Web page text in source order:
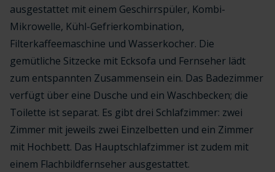
ausgestattet mit einem Geschirrspüler, Kombi-
Mikrowelle, Kühl-Gefrierkombination,
Filterkaffeemaschine und Wasserkocher. Die
gemütliche Sitzecke mit Ecksofa und Fernseher lädt
zum entspannten Zusammensein ein. Das Badezimmer
verfügt über eine Dusche und ein Waschbecken; die
Toilette ist separat. Es gibt drei Schlafzimmer: zwei
Zimmer mit jeweils zwei Einzelbetten und ein Zimmer
mit Hochbett. Das Hauptschlafzimmer ist zudem mit
einem Flachbildfernseher ausgestattet.